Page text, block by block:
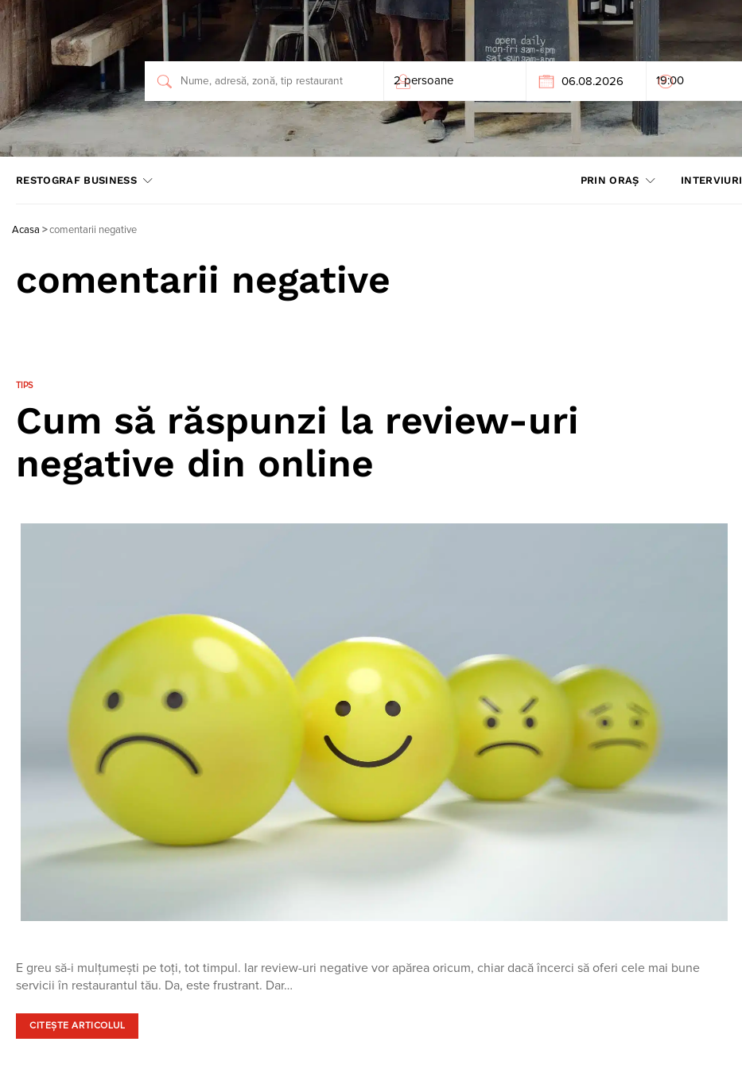
RESTOGRAF BUSINESS PRIN ORAȘ INTERVIURI
Acasa >comentarii negative
comentarii negative
TIPS
Cum să răspunzi la review-uri
negative din online
E greu să-i mulțumești pe toți, tot timpul. Iar review-uri negative vor apărea oricum, chiar dacă încerci să oferi cele mai bune
servicii în restaurantul tău. Da, este frustrant. Dar…
CITEȘTE ARTICOLUL